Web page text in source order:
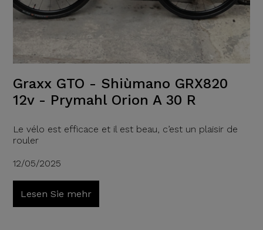
Graxx GTO - Shiùmano GRX820
12v - Prymahl Orion A 30 R
Le vélo est efficace et il est beau, c’est un plaisir de
rouler
12/05/2025
Lesen Sie mehr